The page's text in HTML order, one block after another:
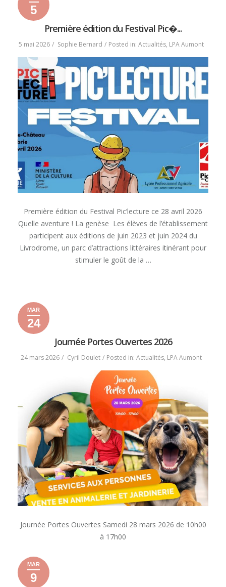
5
mai
2026
6
mai
2026
52026
Première édition du Festival Pic�...
5 mai 2026 Sophie Bernard Posted in: Actualités, LPA Aumont
Première édition du Festival Pic’lecture ce 28 avril 2026
Quelle aventure ! La genèse Les élèves de l’établissement
participent aux éditions de juin 2023 et juin 2024 du
Livrodrome, un parc d’attractions littéraires itinérant pour
stimuler le goût de la …
28
24
mars
24
mars
MAR
24
2026
Journée Portes Ouvertes 2026
24 mars 2026 Cyril Doulet Posted in: Actualités, LPA Aumont
Journée Portes Ouvertes Samedi 28 mars 2026 de 10h00
à 17h00
9
9
MAR
92026